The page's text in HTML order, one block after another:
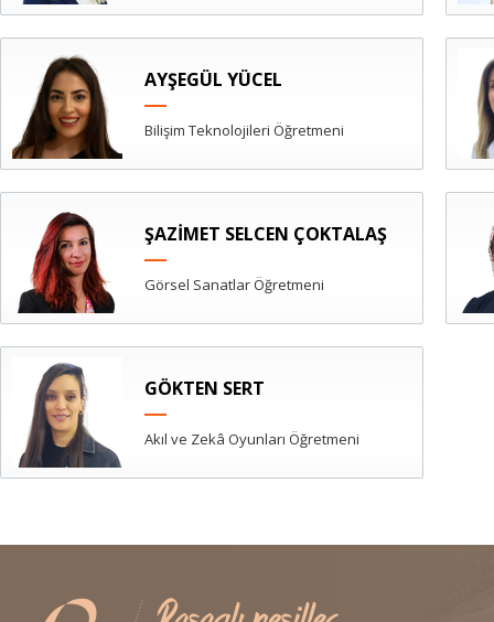
AYŞEGÜL YÜCEL
Bilişim Teknolojileri Öğretmeni
ŞAZİMET SELCEN ÇOKTALAŞ
Görsel Sanatlar Öğretmeni
GÖKTEN SERT
Akıl ve Zekâ Oyunları Öğretmeni